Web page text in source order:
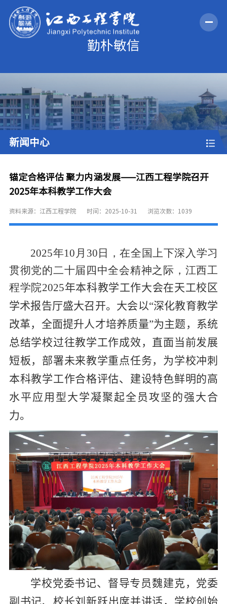
新闻中心
锚定合格评估 聚力内涵发展——江西工程学院召开
2025年本科教学工作大会
资料来源：江西工程学院 时间：2025-10-31 浏览次数： 1039
2025年10 月 30 日，在全国上下深入学习
贯彻党的二十届四中全会精神之际，江西工
程学院2025年本科教学工作大会在天工校区
学术报告厅盛大召开。大会以“深化教育教学
改革，全面提升人才培养质量”为主题，系统
总结学校过往教学工作成效，直面当前发展
短板，部署未来教学重点任务，为学校冲刺
本科教学工作合格评估、建设特色鲜明的高
水平应用型大学凝聚起全员攻坚的强大合
力。
学校党委书记、 督导专员 魏建克 ， 党委
副书记、 校长刘新跃出席并讲话，学校创始